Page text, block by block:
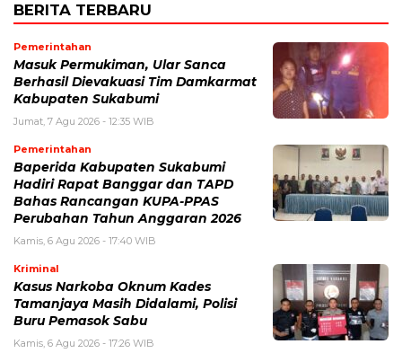
BERITA TERBARU
Pemerintahan
Masuk Permukiman, Ular Sanca
Berhasil Dievakuasi Tim Damkarmat
Kabupaten Sukabumi
Jumat, 7 Agu 2026 - 12:35 WIB
Pemerintahan
Baperida Kabupaten Sukabumi
Hadiri Rapat Banggar dan TAPD
Bahas Rancangan KUPA-PPAS
Perubahan Tahun Anggaran 2026
Kamis, 6 Agu 2026 - 17:40 WIB
Kriminal
Kasus Narkoba Oknum Kades
Tamanjaya Masih Didalami, Polisi
Buru Pemasok Sabu
Kamis, 6 Agu 2026 - 17:26 WIB